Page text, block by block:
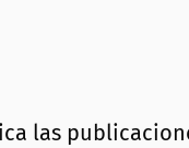
las